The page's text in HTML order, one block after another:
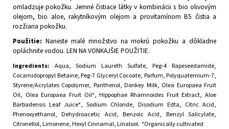
omladzuje pokožku. Jemné čistiace látky v kombinácii s bio olivovým
olejom, bio aloe, rakytníkovým olejom a provitamínom B5 čistia a
rozžiaria pokožku.
Použitie: Naneste malé množstvo na mokrú pokožku a dôkladne
opláchnite vodou. LEN NA VONKAJŠIE POUŽITIE.
Ingredients: Aqua, Sodium Laureth Sulfate, Peg-4 Rapeseedamide,
Cocamidopropyl Betaine, Peg-7 Glyceryl Cocoate, Parfum, Polyquaternium-7,
Styrene/Acrylates Copolymer, Panthenol, Donkey Milk, Olea Europaea Fruit
Oil, Olea Europaea Fruit Oil*, Hippophae Rhamnoides Fruit Extract, Aloe
Barbadensis Leaf Juice*, Sodium Chloride, Disodium Edta, Citric Acid,
Phenoxyethanol, Dehydroacetic Acid, Benzoic Acid, Benzyl Salicylate,
Citronellol, Limonene, Hexyl Cinnamal, Linalool. *Organically cultivated